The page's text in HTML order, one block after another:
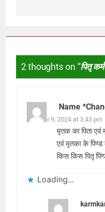
2 thoughts on “पितृ
Name
October 9, 2024 at 3:43 pm
मृतक का पिता एवं
एवं मृतका के
किस किस पितृ
Loading...